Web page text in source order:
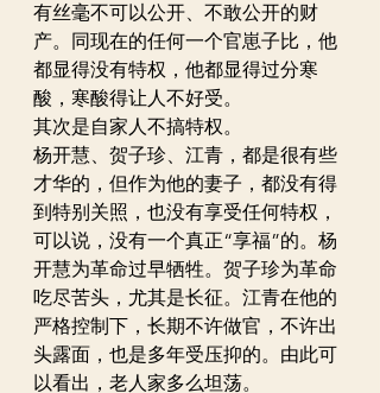
有丝毫不可以公开、不敢公开的财
产。同现在的任何一个官崽子比，他
都显得没有特权，他都显得过分寒
酸，寒酸得让人不好受。
其次是自家人不搞特权。
杨开慧、贺子珍、江青，都是很有些
才华的，但作为他的妻子，都没有得
到特别关照，也没有享受任何特权，
可以说，没有一个真正“享福”的。杨
开慧为革命过早牺牲。贺子珍为革命
吃尽苦头，尤其是长征。江青在他的
严格控制下，长期不许做官，不许出
头露面，也是多年受压抑的。由此可
以看出，老人家多么坦荡。